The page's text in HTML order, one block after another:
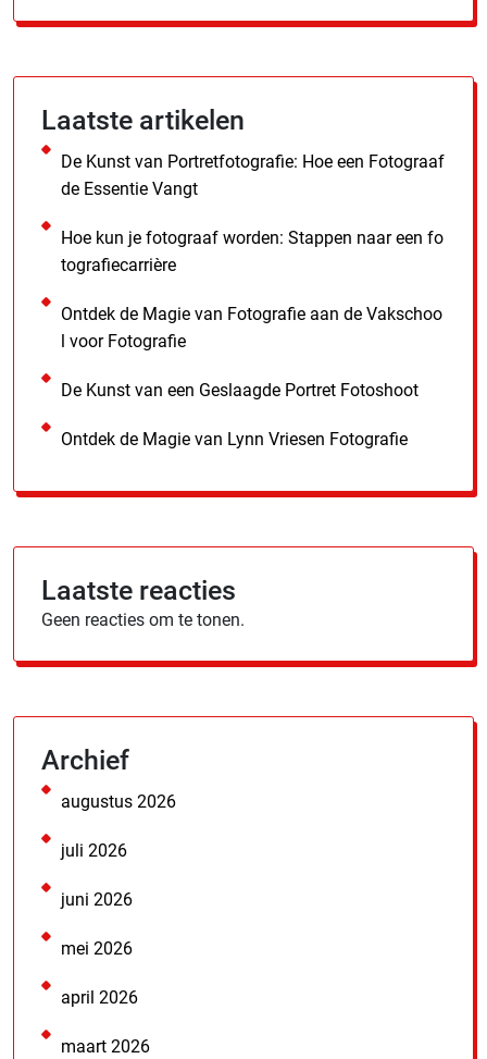
Laatste artikelen
De Kunst van Portretfotografie: Hoe een Fotograaf
de Essentie Vangt
Hoe kun je fotograaf worden: Stappen naar een fo
tografiecarrière
Ontdek de Magie van Fotografie aan de Vakschoo
l voor Fotografie
De Kunst van een Geslaagde Portret Fotoshoot
Ontdek de Magie van Lynn Vriesen Fotografie
Laatste reacties
Geen reacties om te tonen.
Archief
augustus 2026
juli 2026
juni 2026
mei 2026
april 2026
maart 2026